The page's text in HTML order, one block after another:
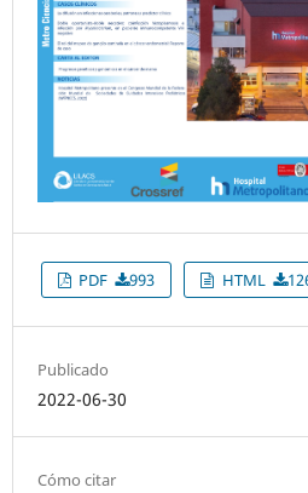
PDF 993 HTML
Publicado
2022-06-30
Cómo citar